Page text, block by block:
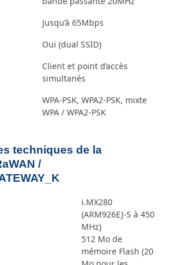
Jusqu’à 65Mbps
Oui (dual SSID)
Client et point d’accès
simultanés
WPA-PSK, WPA2-PSK, mixte
WPA / WPA2-PSK
techniques de la
/
i.MX280
(ARM926EJ-S à 450
MHz)
512 Mo de
mémoire Flash (20